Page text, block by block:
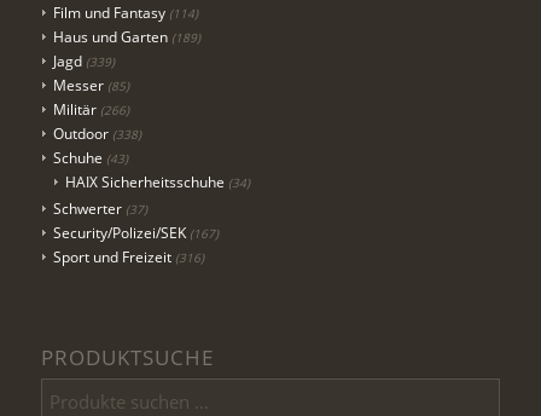
Film und Fantasy (114)
Haus und Garten (189)
Jagd (339)
Messer (85)
Militär (266)
Outdoor (338)
Schuhe (43)
HAIX Sicherheitsschuhe (34)
Schwerter (37)
Security/Polizei/SEK (167)
Sport und Freizeit (316)
PRODUKTSUCHE